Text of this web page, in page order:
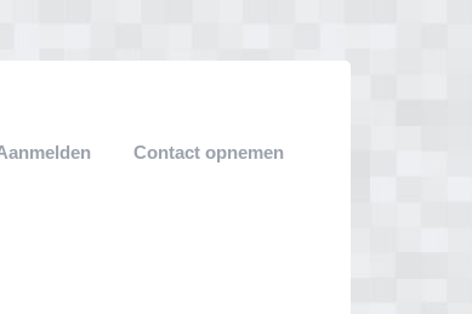
Contact opnemen